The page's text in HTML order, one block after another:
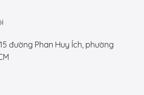
đường Phan Huy Ích, phường